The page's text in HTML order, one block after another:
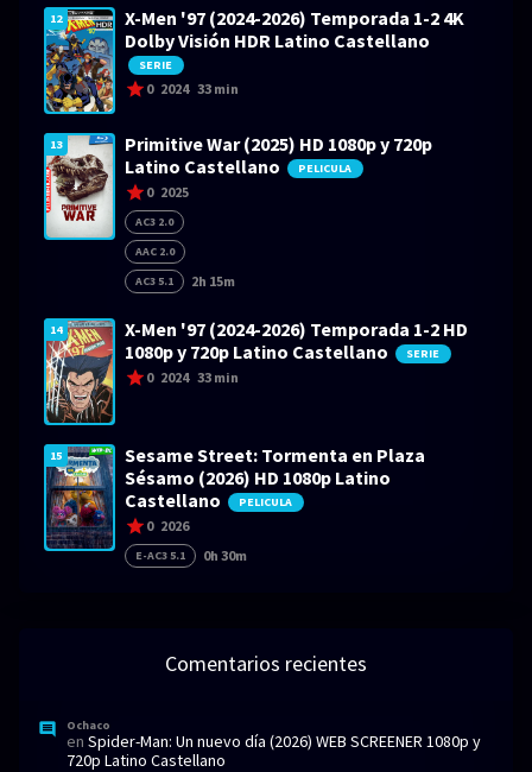
12
X-Men '97 (2024-2026) Temporada 1-2 4K
Dolby Visión HDR Latino Castellano
SERIE
0 2024 33 min
13
Primitive War (2025) HD 1080p y 720p
Latino Castellano
PELICULA
0 2025
AC3 2.0
AAC 2.0
AC3 5.1
2h 15m
14
X-Men '97 (2024-2026) Temporada 1-2 HD
1080p y 720p Latino Castellano
SERIE
0 2024 33 min
15
Sesame Street: Tormenta en Plaza
Sésamo (2026) HD 1080p Latino
Castellano
PELICULA
0 2026
E-AC3 5.1 0h 30m
Comentarios recientes
Ochaco
en Spider-Man: Un nuevo día (2026) WEB SCREENER 1080p y
720p Latino Castellano